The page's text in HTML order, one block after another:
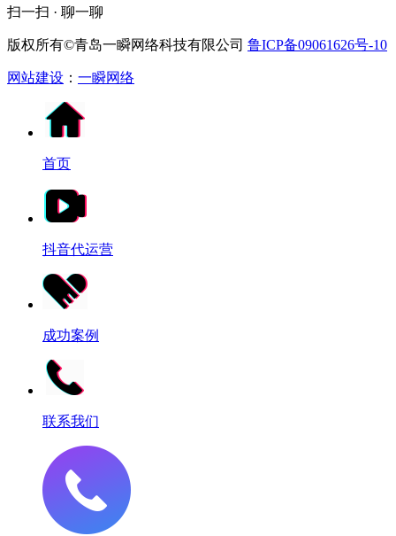
扫一扫 · 聊一聊
版权所有©青岛一瞬网络科技有限公司 鲁ICP备09061626号-10
网站建设 ： 一瞬网络
首页
抖音代运营
成功案例
联系我们